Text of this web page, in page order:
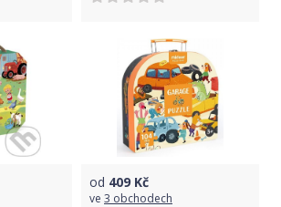
od 409 Kč
ve 3 obchodech